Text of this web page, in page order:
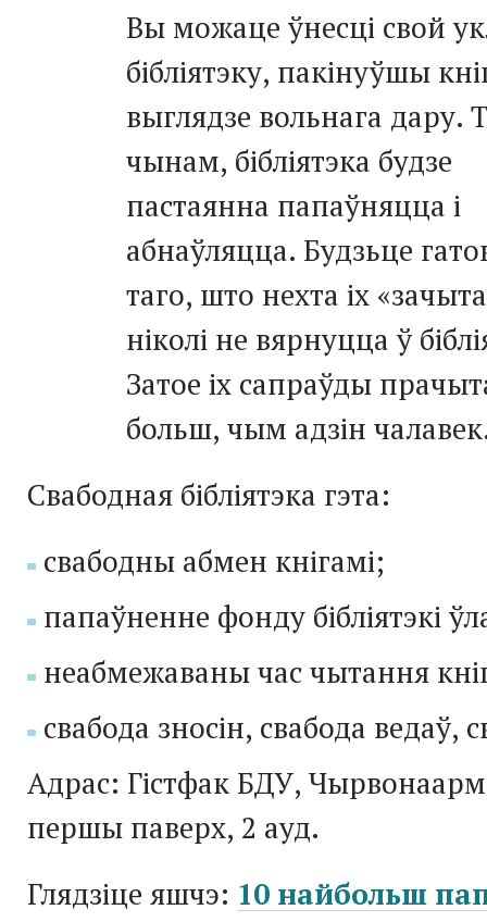
Вы можаце ўнесці свой
бібліятэку, пакінуўшы
выглядзе вольнага дару.
чынам, бібліятэка будзе
пастаянна папаўняцца і
абнаўляцца. Будзьце
таго, што нехта іх
ніколі не вярнуцца ў
Затое іх сапраўды
больш, чым адзін
Свабодная бібліятэка гэта:
свабодны абмен кнігамі;
папаўненне фонду бібліятэкі
неабмежаваны час чытання
свабода зносін, свабода ведаў,
Адрас: Гістфак БДУ,
першы паверх, 2 ауд.
Глядзіце яшчэ: 10 найбольш